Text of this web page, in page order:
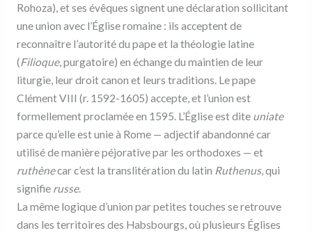
Rohoza), et ses évêques signent une déclaration sollicitant
une union avec l’Église romaine : ils acceptent de
reconnaître l’autorité du pape et la théologie latine
(Filioque, purgatoire) en échange du maintien de leur
liturgie, leur droit canon et leurs traditions. Le pape
Clément VIII (r. 1592-1605) accepte, et l’union est
formellement proclamée en 1595. L’Église est dite uniate
parce qu’elle est unie à Rome — adjectif abandonné car
utilisé de manière péjorative par les orthodoxes — et
ruthènecar c’est la translitération du latin Ruthenus, qui
signifie russe.
La même logique d’union par petites touches se retrouve
dans les territoires des Habsbourgs, où plusieurs Églises